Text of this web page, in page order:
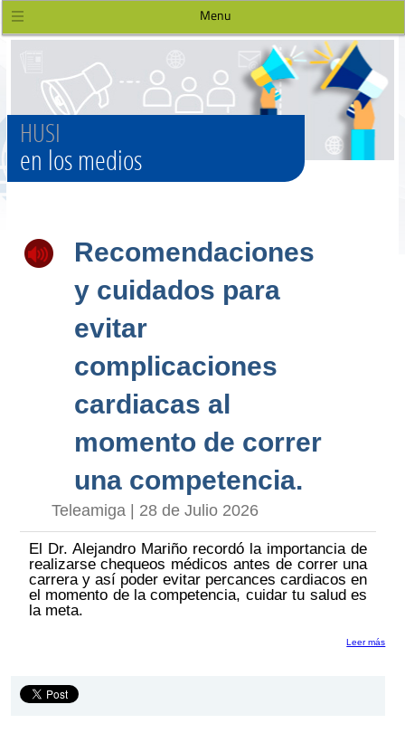
Menu
HUSI
en los medios
Recomendaciones
y cuidados para
evitar
complicaciones
cardiacas al
momento de correr
una competencia.
Teleamiga | 28 de Julio 2026
El Dr. Alejandro Mariño recordó la importancia de
realizarse chequeos médicos antes de correr una
carrera y así poder evitar percances cardiacos en
el momento de la competencia, cuidar tu salud es
la meta.
Leer más